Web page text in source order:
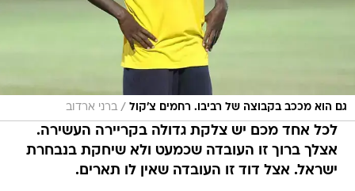
גם הוא מככב בקבוצה של רביבו. רחמים צ'קול / ברני ארדוב
לכל אחד מכם יש צלקת גדולה בקריירה העשירה.
אצלך ברוך זו העובדה שכמעט ולא שיחקת בנבחרת
ישראל. אצל דוד זו העובדה שאין לו תארים.